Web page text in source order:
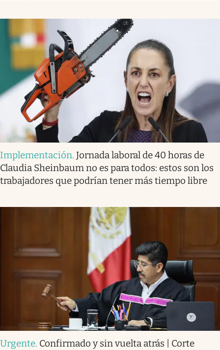
Implementación. Jornada laboral de 40 horas de
Claudia Sheinbaum no es para todos: estos son los
trabajadores que podrían tener más tiempo libre
Urgente. Confirmado y sin vuelta atrás | Corte